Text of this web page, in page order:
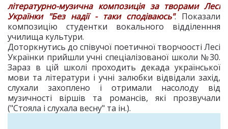
літературно-музична композиція за творами Лесі
Українки "Без надії - таки сподіваюсь". Показали
композицію студентки вокального відділенння
училища культури.
Доторкнутись до співучої поетичної творчоості Лесі
Українки прийшли учні спеціалізованої школи №30.
Зараз в цій школі проходить декада української
мови та літератури і учні залюбки відвідали захід,
слухали захоплено і отримали насолоду від
музичності віршів та романсів, які прозвучали
("Стояла і слухала весну" та ін.).